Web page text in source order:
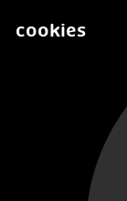
cookies